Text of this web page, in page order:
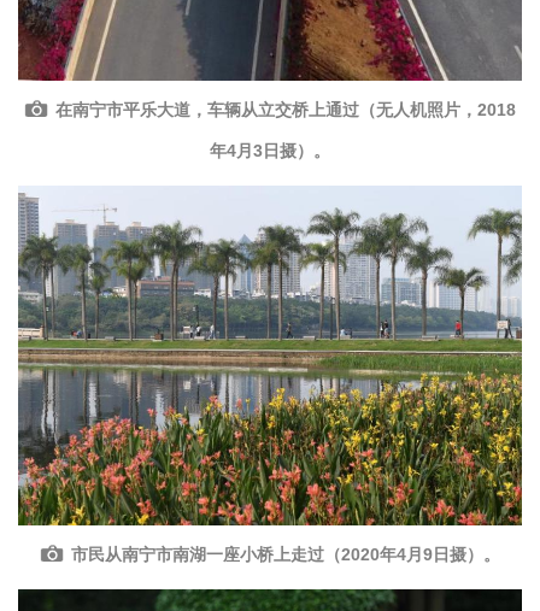
在南宁市平乐大道，车辆从立交桥上通过（无人机照片，2018
年4月3日摄）。
市民从南宁市南湖一座小桥上走过（2020年4月9日摄）。